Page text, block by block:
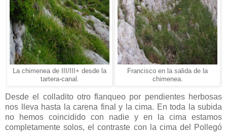
La chimenea de III/III+ desde la
tartera-canal.
Francisco en la salida de la
chimenea.
Desde el colladito otro flanqueo por pendientes herbosas
nos lleva hasta la carena final y la cima. En toda la subida
no hemos coincidido con nadie y en la cima estamos
completamente solos, el contraste con la cima del Pollegó